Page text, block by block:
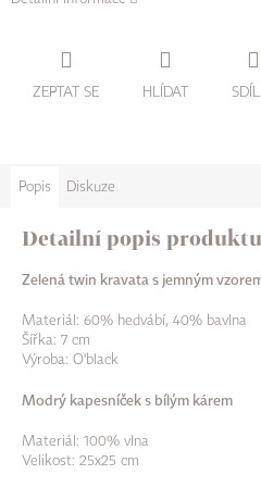
ZEPTAT SE HLÍDAT
Popis Diskuze
Detailní popis produktu
Zelená twin kravata s jemným
Materiál: 60% hedvábí, 40% bavlna
Šířka: 7 cm
Výroba: O'black
Modrý kapesníček s bílým kárem
Materiál: 100% vlna
Velikost: 25x25 cm